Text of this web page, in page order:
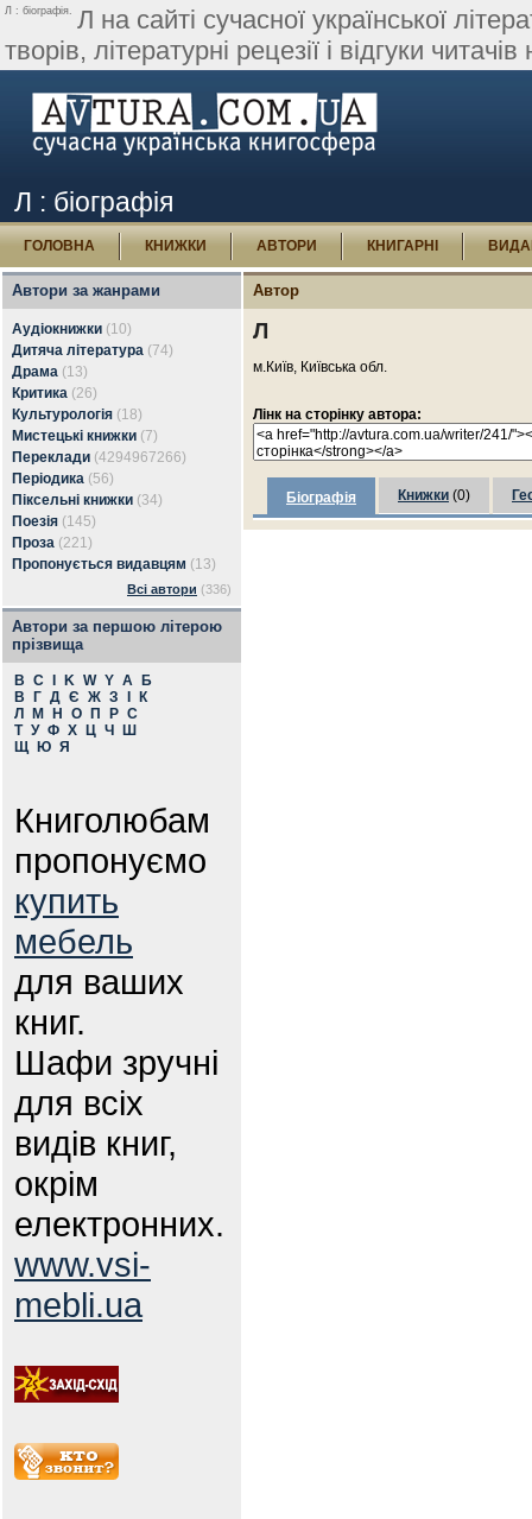
Л : біографія. Л на сайті сучасної української
творів, літературні рецезії і відгуки
Л : біографія
ГОЛОВНА КНИЖКИ АВТОРИ КНИГАРНІ
Автори за жанрами
Аудіокнижки (10)
Дитяча література (74)
Драма (13)
Критика (26)
Культурологія (18)
Мистецькі книжки (7)
Переклади (4294967266)
Періодика (56)
Піксельні книжки (34)
Поезія (145)
Проза (221)
Пропонується видавцям (13)
Всі автори (336)
Автори за першою літерою
прізвища
B C K W Y А
Б
В
Г Д Є Ж З
К
Л
М Н О П Р С
Т У Ф Х Ц Ч
Ш
Щ
Ю Я
Книголюбам
пропонуємо
купить
мебель
для ваших
книг.
Шафи зручні
для всіх
видів книг,
окрім
електронних.
www.vsi-
mebli.ua
Автор
Л
м.Київ, Київська обл.
Лінк на сторінку автора:
Біографія Книжки (0)